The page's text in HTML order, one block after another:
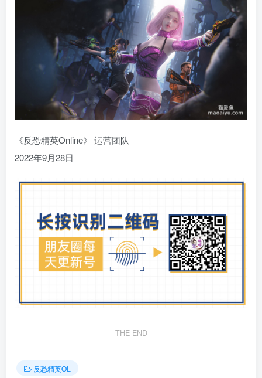
《反恐精英Online》 运营团队
2022年9月28日
THE END
反恐精英OL